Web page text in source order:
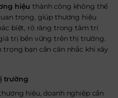
hiệu thành công không thể
trọng, giúp thương hiệu
biệt, rõ ràng trong tâm trí
trị bền vững trên thị trường.
trọng bạn cần cân nhắc khi xây
trường
hiệu, doanh nghiệp cần